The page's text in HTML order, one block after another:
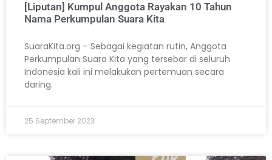
[Liputan] Kumpul Anggota Rayakan 10 Tahun
Nama Perkumpulan Suara Kita
SuaraKita.org – Sebagai kegiatan rutin, Anggota
Perkumpulan Suara Kita yang tersebar di seluruh
Indonesia kali ini melakukan pertemuan secara
daring.
25 September 2023